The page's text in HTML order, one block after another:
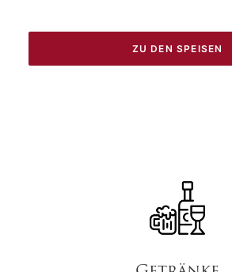
ZU DEN SPEISEN